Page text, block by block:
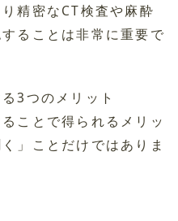
精密なCT検査や麻酔
ることは非常に重要で
3つのメリット
ことで得られるメリッ
」ことだけではありま